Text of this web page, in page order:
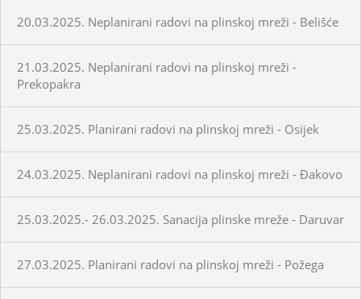
20.03.2025. Neplanirani radovi na plinskoj mreži - Belišće
21.03.2025. Neplanirani radovi na plinskoj mreži -
Prekopakra
25.03.2025. Planirani radovi na plinskoj mreži - Osijek
24.03.2025. Neplanirani radovi na plinskoj mreži - Đakovo
25.03.2025.- 26.03.2025. Sanacija plinske mreže - Daruvar
27.03.2025. Planirani radovi na plinskoj mreži - Požega